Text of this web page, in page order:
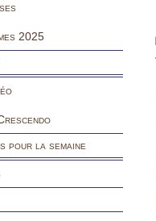
2025
pour la semaine